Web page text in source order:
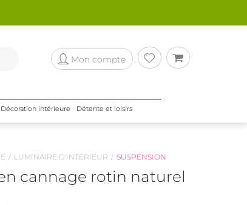
Mon compte
Décoration intérieure Détente et loisirs
LUMINAIRE D'INTÉRIEUR SUSPENSION
cannage rotin naturel